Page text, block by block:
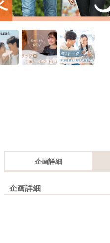
企画詳細
企画詳細